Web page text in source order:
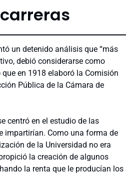
un detenido análisis que “más
debió considerarse como
en 1918 elaboró la Comisión
Pública de la Cámara de
centró en el estudio de las
impartirían. Como una forma de
de la Universidad no era
la creación de algunos
la renta que le producían los